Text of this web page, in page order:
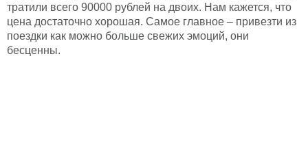
тратили всего 90000 рублей на двоих. Нам кажется, что
цена достаточно хорошая. Самое главное – привезти из
поездки как можно больше свежих эмоций, они
бесценны.